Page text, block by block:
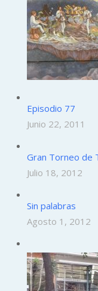
Episodio 77
Junio 22, 2011
Gran Torneo de
Julio 18, 2012
Sin palabras
Agosto 1, 2012